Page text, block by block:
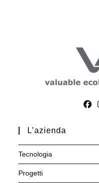
L’azienda
Tecnologia
Progetti